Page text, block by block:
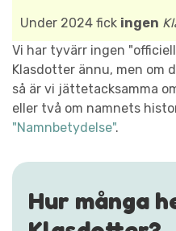
Under 2024 fick ingen
Vi har tyvärr ingen
Klasdotter ännu, men om
så är vi jättetacksamma
eller två om namnets
"Namnbetydelse".
Hur många